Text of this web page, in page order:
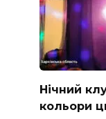
Нічний
кольори